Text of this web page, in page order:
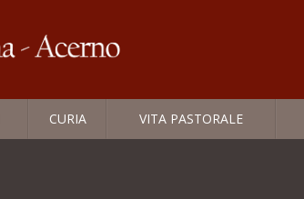
CURIA VITA PASTORALE